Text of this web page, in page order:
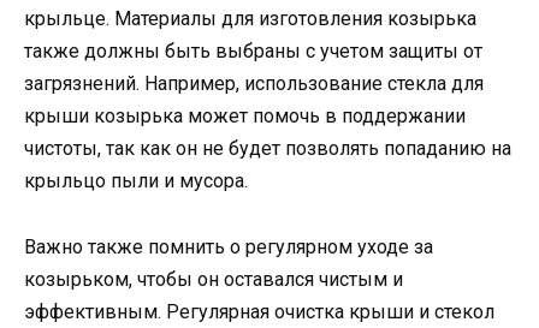
крыльце. Материалы для изготовления козырька
также должны быть выбраны с учетом защиты от
загрязнений. Например, использование стекла для
крыши козырька может помочь в поддержании
чистоты, так как он не будет позволять попаданию на
крыльцо пыли и мусора.
Важно также помнить о регулярном уходе за
козырьком, чтобы он оставался чистым и
эффективным. Регулярная очистка крыши и стекол